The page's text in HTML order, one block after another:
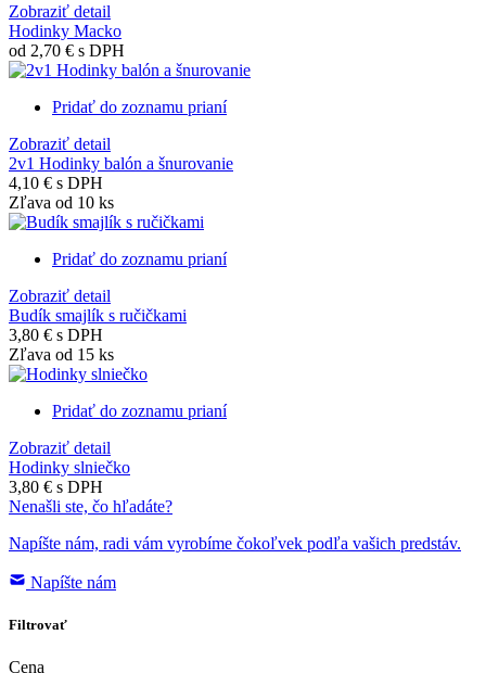
Zobraziť detail
Hodinky Macko
od 2,70 € s DPH
Pridať do zoznamu prianí
Zobraziť detail
2v1 Hodinky balón a šnurovanie
4,10 € s DPH
Zľava od 10 ks
Pridať do zoznamu prianí
Zobraziť detail
Budík smajlík s ručičkami
3,80 € s DPH
Zľava od 15 ks
Pridať do zoznamu prianí
Zobraziť detail
Hodinky slniečko
3,80 € s DPH
Nenašli ste, čo hľadáte?
Napíšte nám, radi vám vyrobíme čokoľvek podľa vašich predstáv.
Napíšte nám
Filtrovať
Cena